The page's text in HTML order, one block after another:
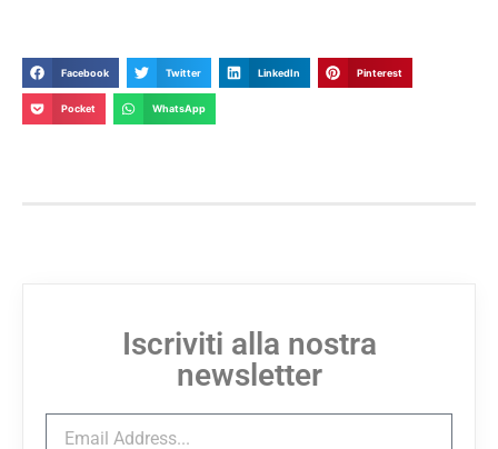
Facebook Twitter LinkedIn Pinterest
Pocket WhatsApp
Iscriviti alla nostra
newsletter